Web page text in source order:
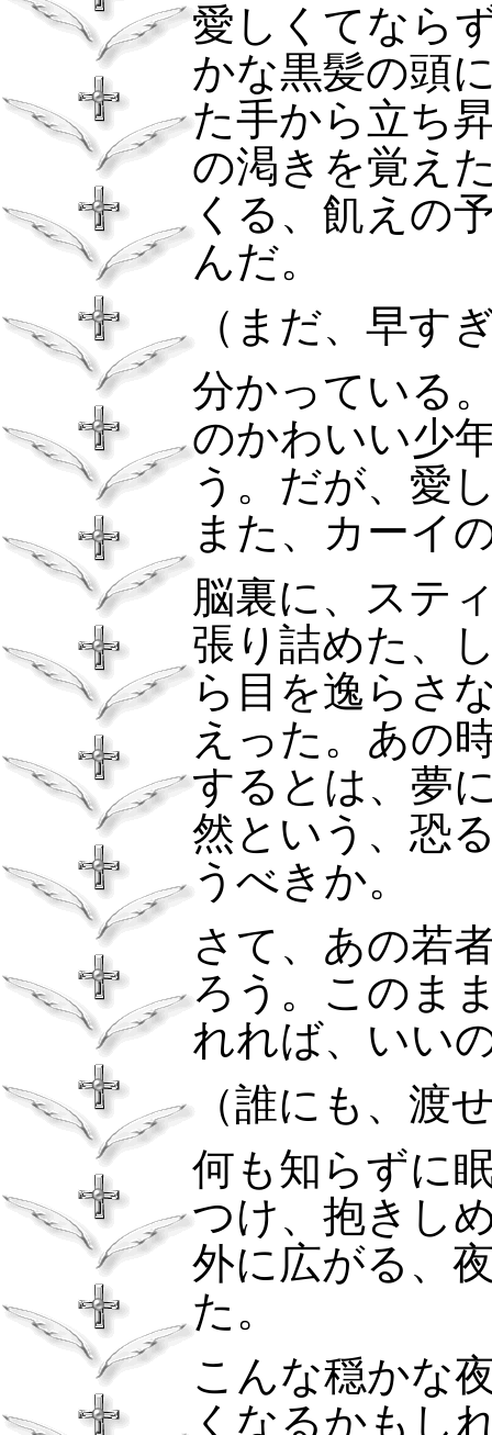
愛しくてなら
かな黒髪の頭
た手から立ち
の渇きを覚え
くる、飢えの
んだ。
（まだ、早す
分かっている
のかわいい少
う。だが、愛
また、カーイ
脳裏に、ステ
張り詰めた、
ら目を逸らさ
えった。あの
するとは、夢
然という、恐
うべきか。
さて、あの若
ろう。このま
れれば、いい
（誰にも、渡
何も知らずに
つけ、抱きし
外に広がる、
た。
こんな穏かな
くなるかもし